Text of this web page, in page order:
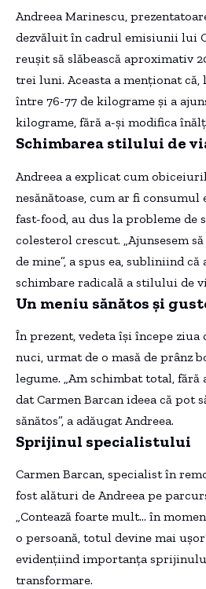
Andreea Marinescu,
dezvăluit în cadrul emisiunii lui
reușit să slăbească aproximativ
trei luni. Aceasta a menționat că,
între 76-77 de kilograme și a
kilograme, fără a-și modifica
Schimbarea stilului de
Andreea a explicat cum
nesănătoase, cum ar fi
fast-food, au dus la probleme de
colesterol crescut. „Ajunsesem
de mine”, a spus ea, subliniind că
schimbare radicală a stilului de
Un meniu sănătos și
În prezent, vedeta își începe
nuci, urmat de o masă de prânz
legume. „Am schimbat total,
dat Carmen Barcan ideea că pot
sănătos”, a adăugat Andreea.
Sprijinul specialistului
Carmen Barcan, specialist în
fost alături de Andreea pe
„Contează foarte mult… în
o persoană, totul devine mai
evidențiind importanța
transformare.